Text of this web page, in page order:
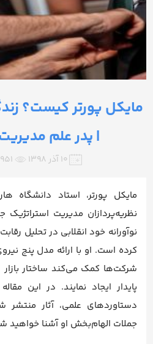
مایکل پورتر کیست؟
| پدر علم
۱۰ آذر ۱۳۹۸ 1,951
مایکل پورتر، استاد دانشگاه
نظریه‌پردازان مدیریت
نوآورانه خود انقلابی در تحلیل
کرده است. او با ارائه مدل پنج
شرکت‌ها کمک می‌کند ساختار بازار
پایدار ایجاد نمایند. در این
دستاوردهای علمی، آثار
جملات الهام‌بخش او آشنا خواهید